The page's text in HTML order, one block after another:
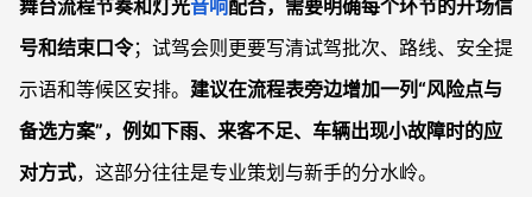
舞台流程节奏和灯光音响配合，需要明确每个环节的开场信
号和结束口令；试驾会则更要写清试驾批次、路线、安全提
示语和等候区安排。 建议在流程表旁边增加一列“风险点与
备选方案”，例如下雨、来客不足、车辆出现小故障时的应
对方式，这部分往往是专业策划与新手的分水岭。